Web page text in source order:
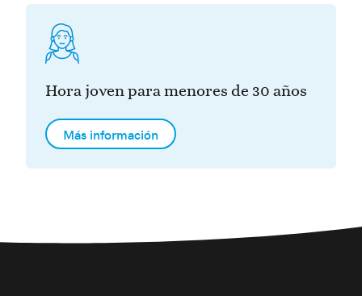
Hora joven para menores de 30 años
Más información